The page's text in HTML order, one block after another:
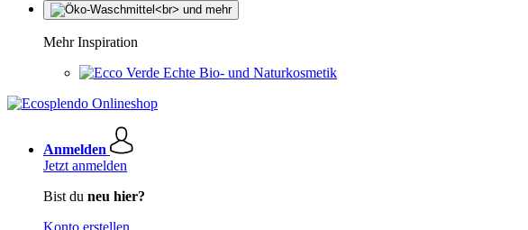
Mehr Inspiration
Echte Bio- und Naturkosmetik
Anmelden
Jetzt anmelden
Bist du neu hier?
Konto erstellen